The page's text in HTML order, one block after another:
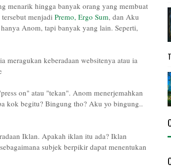
menarik hingga banyak orang yang membuat
menjadi Premo, Ergo Sum, dan Aku
Anom, tapi banyak yang lain. Seperti,
meragukan keberadaan websitenya atau ia
on" atau "tekan". Anom menerjemahkan
kok begitu? Bingung tho? Aku yo bingung..
Iklan. Apakah iklan itu ada? Iklan
subjek berpikir dapat menentukan